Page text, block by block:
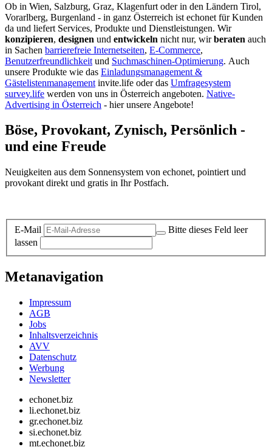
Ob in Wien, Salzburg, Graz, Klagenfurt oder in den Ländern Tirol,
Vorarlberg, Burgenland - in ganz Österreich ist echonet für Kunden
da und liefert Services, Produkte und Dienstleistungen. Wir
konzipieren, designen und entwickeln nicht nur, wirberaten auch
in Sachen barrierefreie Internetseiten, E-Commerce,
Benutzerfreundlichkeit und Suchmaschinen-Optimierung. Auch
unsere Produkte wie das Einladungsmanagement &
Gästelistenmanagement invite.life oder das Umfragesystem
survey.life werden von uns in Österreich angeboten. Native-
Advertising in Österreich - hier unsere Angebote!
Böse, Provokant, Zynisch, Persönlich -
und eine Freude
Neuigkeiten aus dem Sonnensystem von echonet, pointiert und
provokant direkt und gratis in Ihr Postfach.
E-Mail
Bitte dieses Feld leer
lassen
Metanavigation
Impressum
AGB
Jobs
Inhaltsverzeichnis
AVV
Datenschutz
Werbung
Newsletter
echonet.biz
li.echonet.biz
gr.echonet.biz
si.echonet.biz
mt.echonet.biz